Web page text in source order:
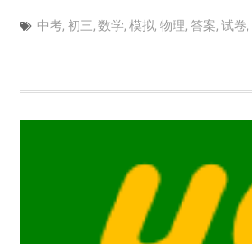
中考, 初三, 数学, 模拟, 物理, 答案, 试卷,